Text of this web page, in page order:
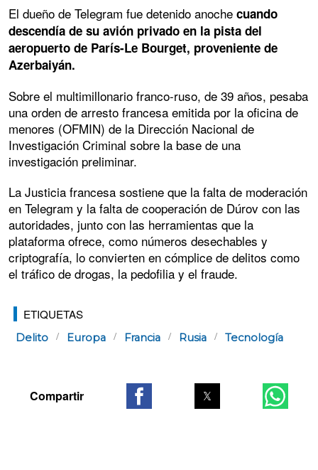
El dueño de Telegram fue detenido anoche cuando
descendía de su avión privado en la pista del
aeropuerto de París-Le Bourget, proveniente de
Azerbaiyán.
Sobre el multimillonario franco-ruso, de 39 años, pesaba
una orden de arresto francesa emitida por la oficina de
menores (OFMIN) de la Dirección Nacional de
Investigación Criminal sobre la base de una
investigación preliminar.
La Justicia francesa sostiene que la falta de moderación
en Telegram y la falta de cooperación de Dúrov con las
autoridades, junto con las herramientas que la
plataforma ofrece, como números desechables y
criptografía, lo convierten en cómplice de delitos como
el tráfico de drogas, la pedofilia y el fraude.
ETIQUETAS
Delito Europa Francia Rusia Tecnología